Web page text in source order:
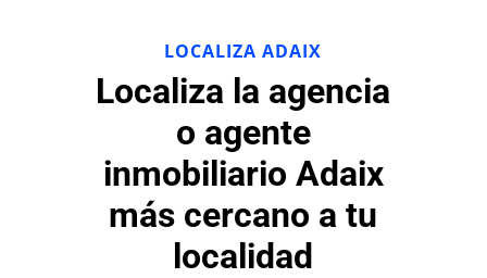
LOCALIZA ADAIX
Localiza la agencia
o agente
inmobiliario Adaix
más cercano a tu
localidad